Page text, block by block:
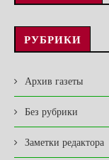
РУБРИКИ
Архив газеты
Без рубрики
Заметки редактора